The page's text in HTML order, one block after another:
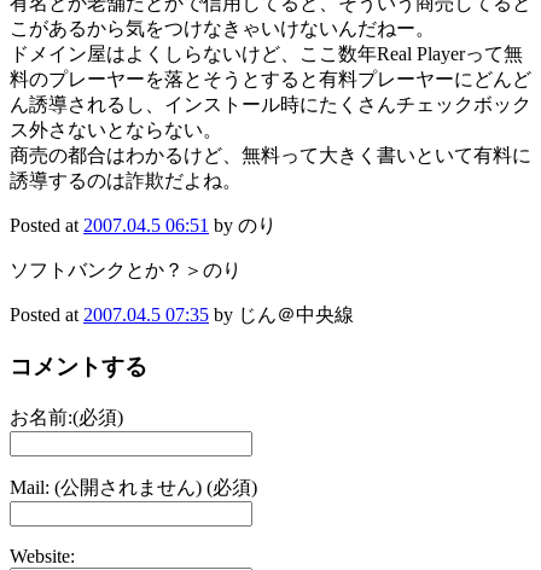
こがあるから気をつけなきゃいけないんだねー。
ドメイン屋はよくしらないけど、ここ数年Real Playerって無
料のプレーヤーを落とそうとすると有料プレーヤーにどんど
ん誘導されるし、インストール時にたくさんチェックボック
ス外さないとならない。
商売の都合はわかるけど、無料って大きく書いといて有料に
誘導するのは詐欺だよね。
Posted at 2007.04.5 06:51 by のり
ソフトバンクとか？＞のり
Posted at 2007.04.5 07:35 by じん＠中央線
コメントする
お名前:(必須)
Mail: (公開されません) (必須)
Website: